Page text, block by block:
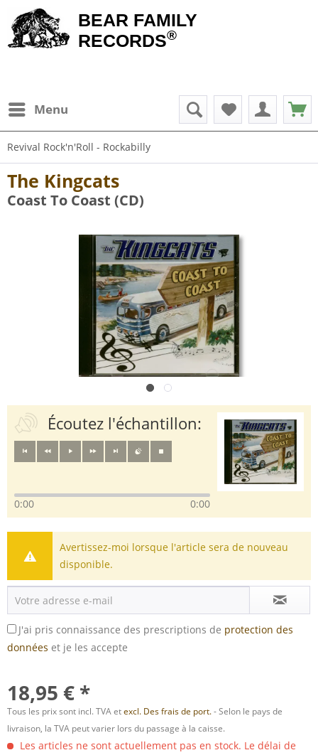
BEAR FAMILY
RECORDS®
Menu
Revival Rock'n'Roll - Rockabilly
The Kingcats
Coast To Coast (CD)
Écoutez l'échantillon:
0:00 0:00
Avertissez-moi lorsque l'article sera de nouveau
disponible.
J'ai pris connaissance des prescriptions de protection des
données et je les accepte
18,95 € *
Tous les prix sont incl. TVA etexcl. Des frais de port.- Selon le pays de
livraison, la TVA peut varier lors du passage à la caisse.
Les articles ne sont actuellement pas en stock. Le délai de